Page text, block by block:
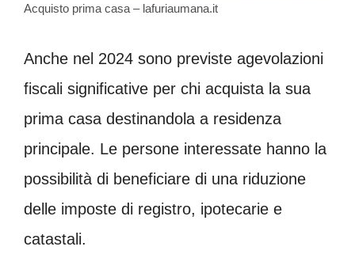
Acquisto prima casa – lafuriaumana.it
Anche nel 2024 sono previste agevolazioni
fiscali significative per chi acquista la sua
prima casa destinandola a residenza
principale. Le persone interessate hanno la
possibilità di beneficiare di una riduzione
delle imposte di registro, ipotecarie e
catastali.